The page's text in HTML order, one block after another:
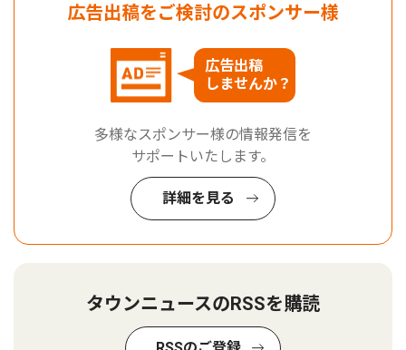
広告出稿をご検討のスポンサー様
広告出稿
しませんか？
多様なスポンサー様の情報発信を
サポートいたします。
詳細を見る
タウンニュースのRSSを購読